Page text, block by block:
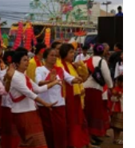
างกายที่สมบูรณ์หลัง